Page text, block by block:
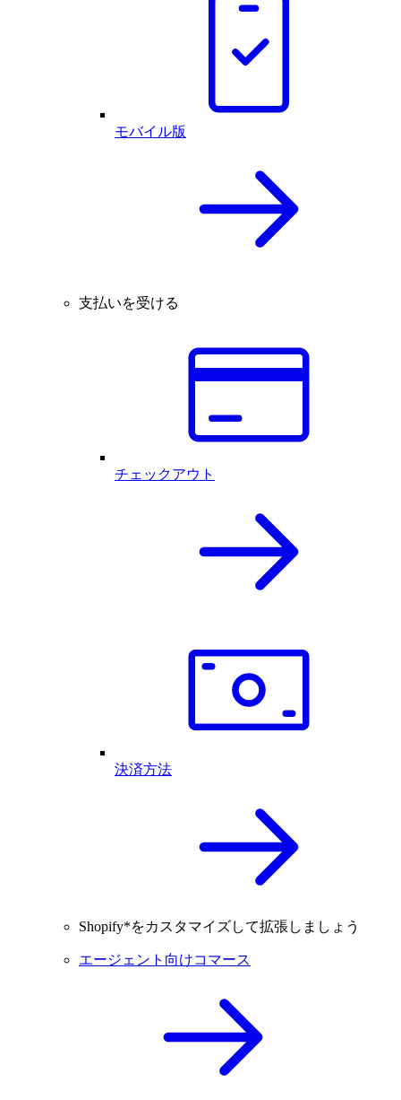
モバイル版
支払いを受ける
チェックアウト
決済方法
Shopify*をカスタマイズして拡張しましょう
エージェント向けコマース